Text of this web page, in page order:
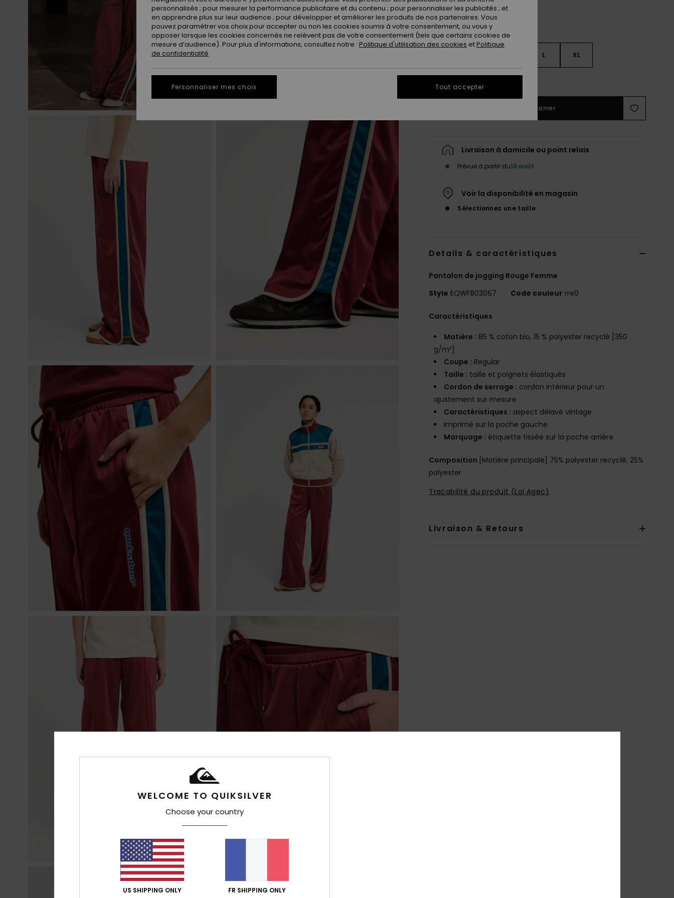
L XL
Ajouter au panier
Livraison à domicile ou point relais
Prévue à partir du10 août
Voir la disponibilité en magasin
Sélectionnez une taille
Details & caractéristiques
Pantalon de jogging Rouge Femme
Style EQWFB03067 Code couleur rre0
Caractéristiques
Matière : 85 % coton bio, 15 % polyester recyclé [350
g/m²]
Coupe : Regular
Taille : taille et poignets élastiqués
Cordon de serrage : cordon intérieur pour un
ajustement sur mesure
Caractéristiques : aspect délavé vintage
Imprimé sur la poche gauche
Marquage : étiquette tissée sur la poche arrière
Composition [Matière principale] 75% polyester recyclé, 25%
polyester
Traçabilité du produit (Loi Agec)
Livraison & Retours
WELCOME TO QUIKSILVER
Choose your country
US SHIPPING ONLY FR SHIPPING ONLY
personnalisés ; pour mesurer la performance publicitaire et du contenu ; pour personnaliser les publicités ; et
en apprendre plus sur leur audience ; pour développer et améliorer les produits de nos partenaires. Vous
pouvez paramétrer vos choix pour accepter ou non les cookies soumis à votre consentement, ou vous y
opposer lorsque les cookies concernés ne relèvent pas de votre consentement (tels que certains cookies de
mesure d’audience). Pour plus d'informations, consultez notre : Politique d'utilisation des cookies etPolitique
de confidentialité
Personnaliser mes choix Tout accepter